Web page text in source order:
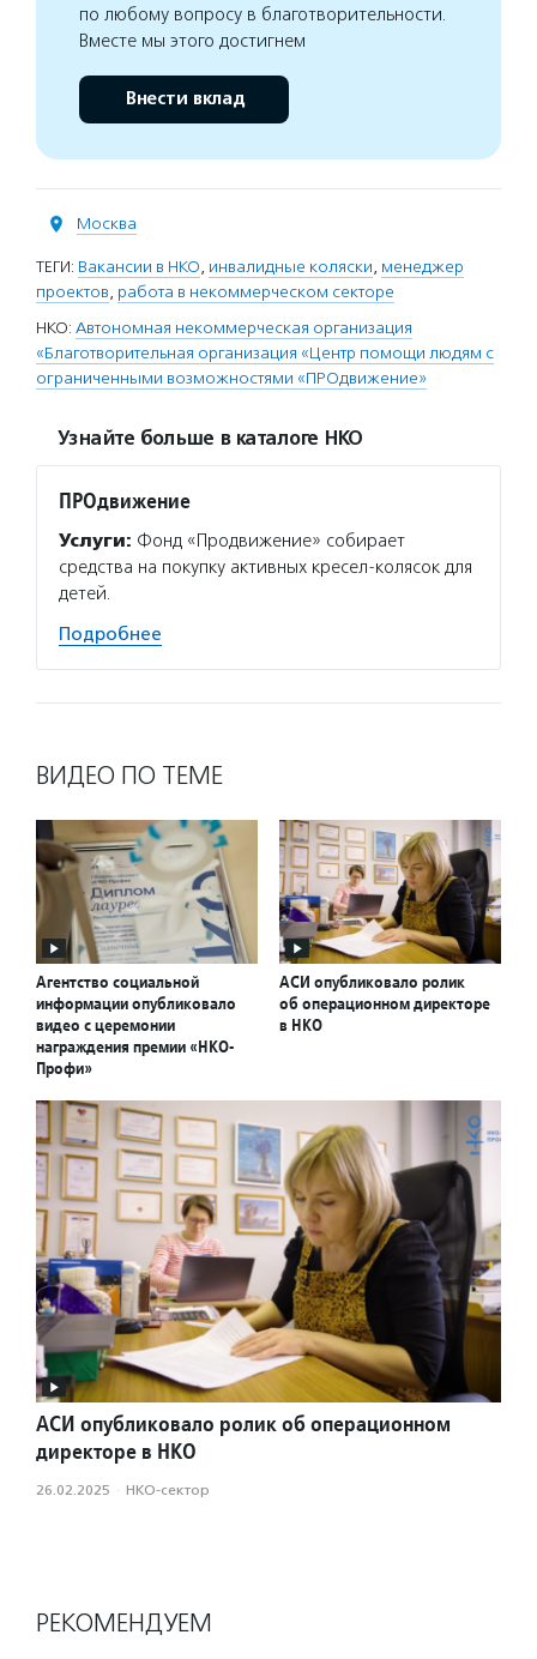
по любому вопросу в благотворительности.
Вместе мы этого достигнем
Внести вклад
Москва
ТЕГИ: Вакансии в НКО, инвалидные коляски, менеджер
проектов, работа в некоммерческом секторе
НКО: Автономная некоммерческая организация
«Благотворительная организация «Центр помощи людям с
ограниченными возможностями «ПРОдвижение»
Узнайте больше в каталоге НКО
ПРОдвижение
Услуги: Фонд «Продвижение» собирает
средства на покупку активных кресел-колясок для
детей.
Подробнее
ВИДЕО ПО ТЕМЕ
Агентство социальной
информации опубликовало
видео с церемонии
награждения премии «НКО-
Профи»
АСИ опубликовало ролик
об операционном директоре
в НКО
АСИ опубликовало ролик об операционном
директоре в НКО
26.02.2025 · НКО-сектор
РЕКОМЕНДУЕМ